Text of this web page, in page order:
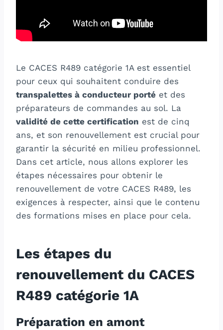
Le CACES R489 catégorie 1A est essentiel
pour ceux qui souhaitent conduire des
transpalettes à conducteur porté et des
préparateurs de commandes au sol. La
validité de cette certification est de cinq
ans, et son renouvellement est crucial pour
garantir la sécurité en milieu professionnel.
Dans cet article, nous allons explorer les
étapes nécessaires pour obtenir le
renouvellement de votre CACES R489, les
exigences à respecter, ainsi que le contenu
des formations mises en place pour cela.
Les étapes du
renouvellement du CACES
R489 catégorie 1A
Préparation en amont